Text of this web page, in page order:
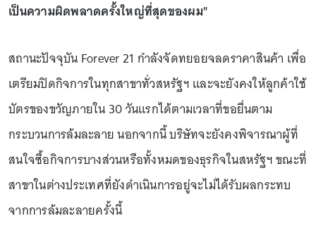
เป็นความผิดพลาดครั้งใหญ่ที่สุดของผม"
สถานะปัจจุบัน Forever 21 กำลังจัดทยอยจลดราคาสินค้า เพื่อ
เตรียมปิดกิจการในทุกสาขาทั่วสหรัฐฯ และจะยังคงให้ลูกค้าใช้
บัตรของขวัญภายใน 30 วันแรกได้ตามเวลาที่ขอยื่นตาม
กระบวนการล้มละลาย นอกจากนี้ บริษัทจะยังคงพิจารณาผู้ที่
สนใจซื้อกิจการบางส่วนหรือทั้งหมดของธุรกิจในสหรัฐฯ ขณะที่
สาขาในต่างประเทศที่ยังดำเนินการอยู่จะไม่ได้รับผลกระทบ
จากการล้มละลายครั้งนี้